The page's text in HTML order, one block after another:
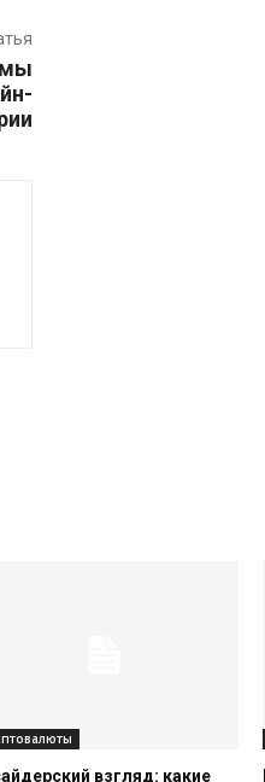
взгляд: какие